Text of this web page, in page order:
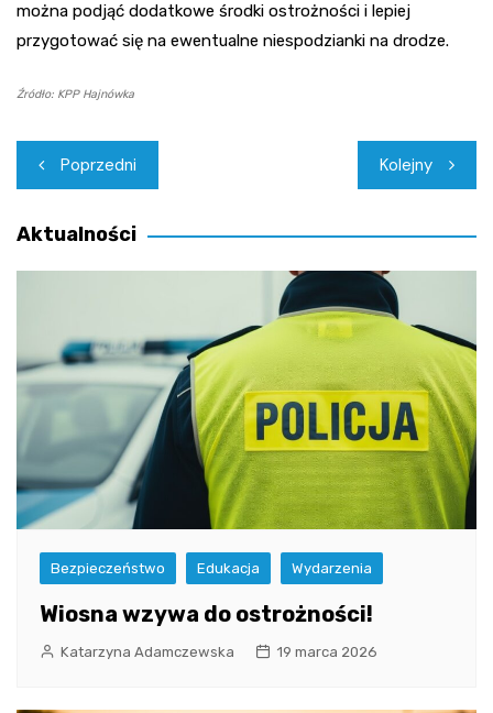
można podjąć dodatkowe środki ostrożności i lepiej
przygotować się na ewentualne niespodzianki na drodze.
Źródło: KPP Hajnówka
Nawigacja
wpisu
Poprzedni Kolejny
Aktualności
Bezpieczeństwo Edukacja Wydarzenia
Wiosna wzywa do ostrożności!
Katarzyna Adamczewska 19 marca 2026